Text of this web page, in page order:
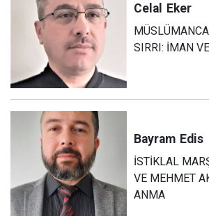
Celal Eker
SIRRI: İMAN
Bayram Edis
İSTİKLAL
VE MEHMET
ANMA